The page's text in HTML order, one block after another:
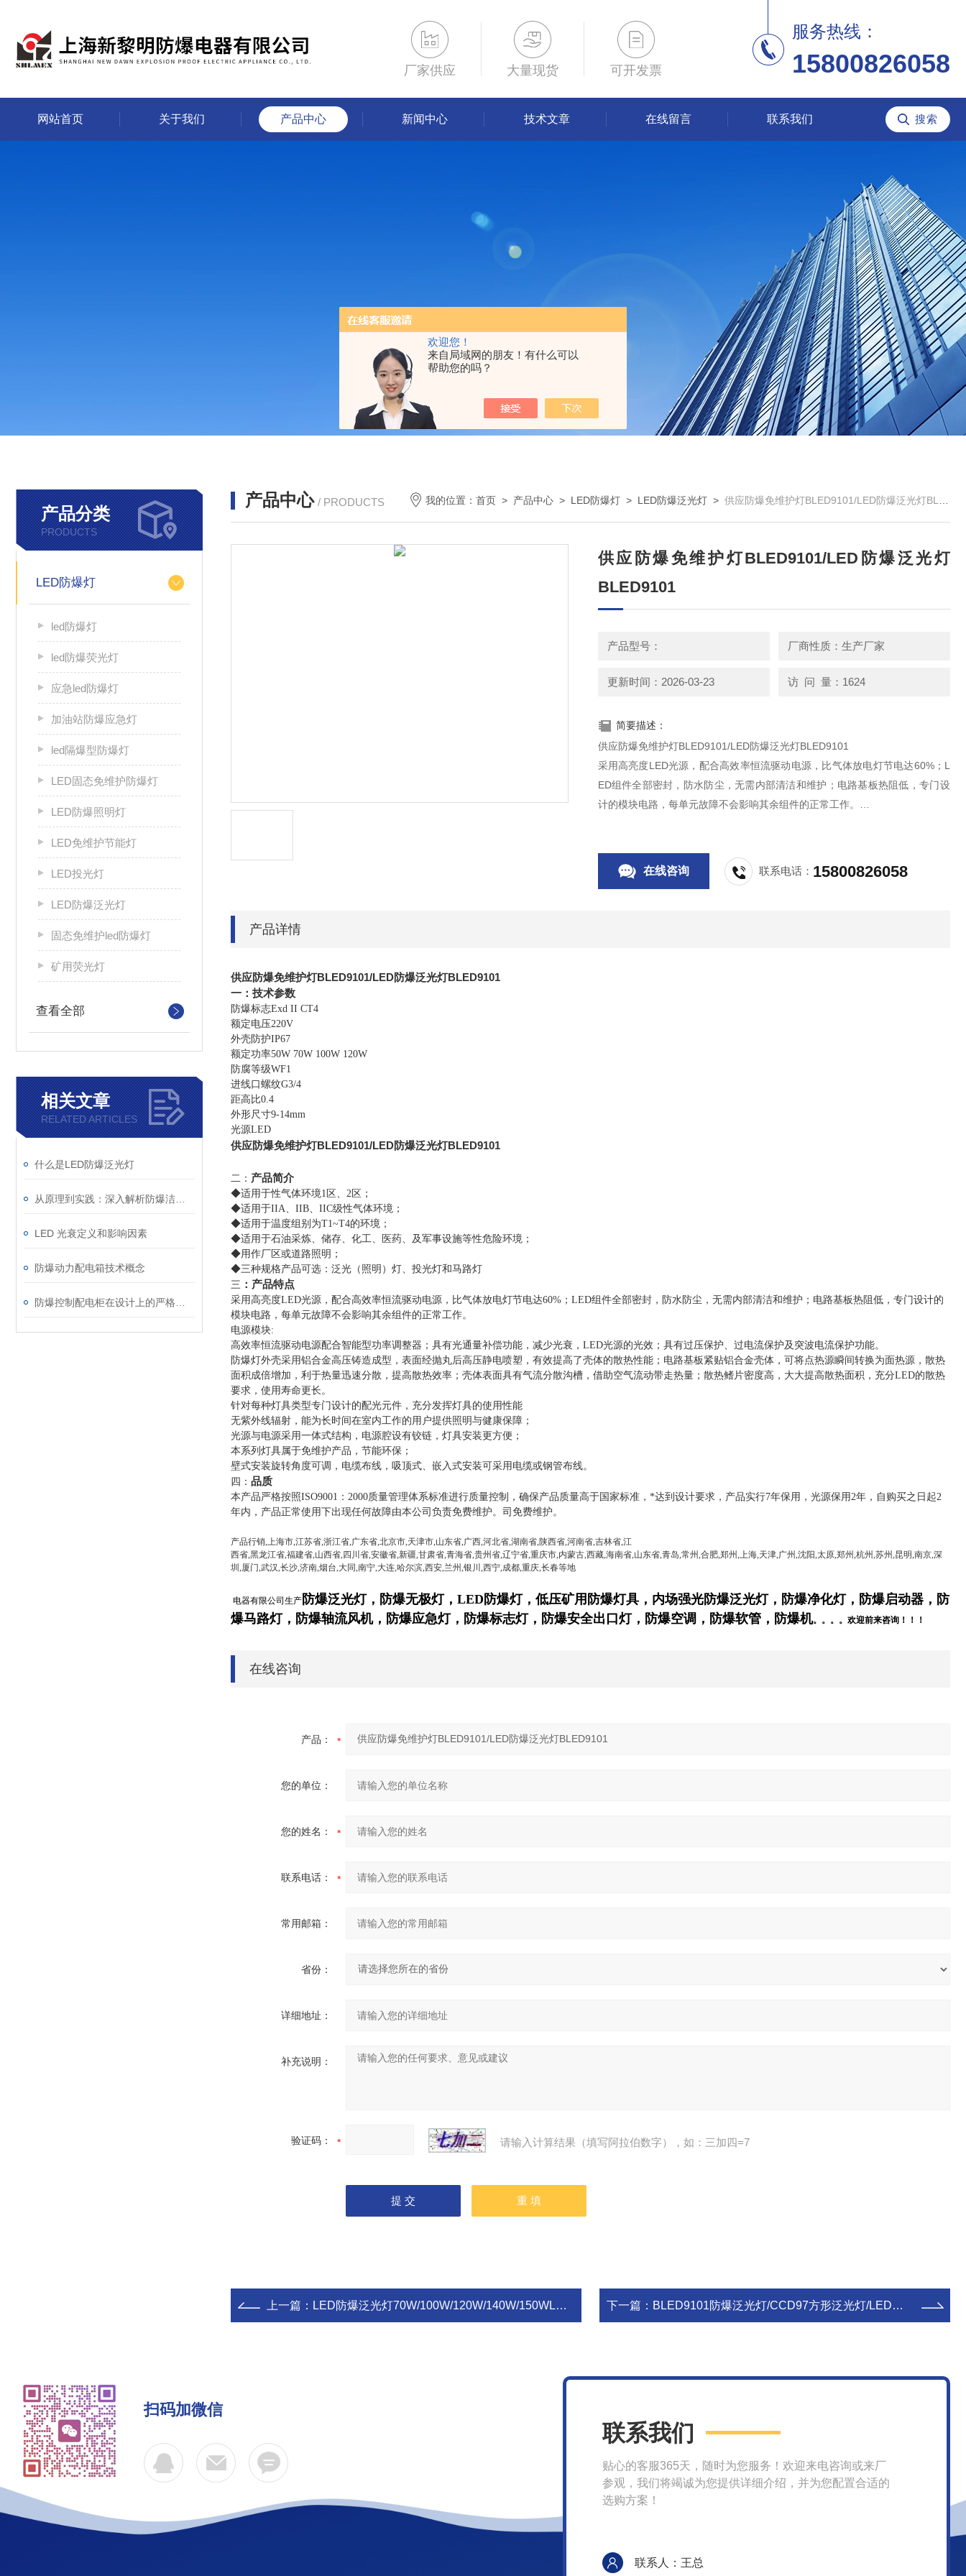
欢迎您！
来自局域网的朋友！有什么可以
帮助您的吗？
厂家供应 大量现货 可开发票
服务热线：
15800826058
网站首页 关于我们 产品中心 新闻中心 技术文章 在线留言 联系我们
产品分类
PRODUCTS
LED防爆灯
led防爆灯
led防爆荧光灯
应急led防爆灯
加油站防爆应急灯
led隔爆型防爆灯
LED固态免维护防爆灯
LED防爆照明灯
LED免维护节能灯
LED投光灯
LED防爆泛光灯
固态免维护led防爆灯
矿用荧光灯
查看全部
相关文章
RELATED ARTICLES
什么是LED防爆泛光灯
LED 光衰定义和影响因素
防爆动力配电箱技术概念
产品中心 / PRODUCTS 我的位置：首页 > 产品中心 > LED防爆灯 > LED防爆泛光灯 >供应防爆免维护灯BLED9101/LED防爆泛光灯BLED9101
供应防爆免维护灯BLED9101/LED防爆泛光灯
BLED9101
产品型号： 厂商性质：生产厂家
更新时间：2026-03-23 访 问 量：1624
简要描述：
供应防爆免维护灯BLED9101/LED防爆泛光灯BLED9101
采用高亮度LED光源，配合高效率恒流驱动电源，比气体放电灯节电达60%；L
ED组件全部密封，防水防尘，无需内部清洁和维护；电路基板热阻低，专门设
计的模块电路，每单元故障不会影响其余组件的正常工作。
在线咨询 联系电话： 15800826058
产品详情
供应防爆免维护灯BLED9101/LED防爆泛光灯BLED9101
一 ： 技术参数
防爆标志Exd II CT4
额定电压220V
外壳防护IP67
额定功率50W 70W 100W 120W
防腐等级WF1
进线口螺纹G3/4
距高比0.4
外形尺寸9-14mm
光源LED
供应防爆免维护灯BLED9101/LED防爆泛光灯BLED9101
二 ： 产品简介
◆适用于性气体环境1 区、 2 区；
◆适用于IIA IIB IIC级性气体环境；
◆适用于温度组别为T1~T4的环境；
◆适用于石油采炼、储存、化工、医药、及军事设施等性危险环境；
◆用作厂区或道路照明；
◆三种规格产品可选：泛光（照明）灯、投光灯和马路灯
三 ： 产品特点
采用高亮度LED光源，配合高效率恒流驱动电源，比气体放电灯节电达60% ； LED组件全部密封，防水防尘，无需内部清洁和维护；电路基板热阻低，专门设计的
模块电路，每单元故障不会影响其余组件的正常工作。
电源模块:
高效率恒流驱动电源配合智能型功率调整器；具有光通量补偿功能，减少光衰， LED光源的光效；具有过压保护、过电流保护及突波电流保护功能。
防爆灯外壳采用铝合金高压铸造成型，表面经抛丸后高压静电喷塑，有效提高了壳体的散热性能；电路基板紧贴铝合金壳体，可将点热源瞬间转换为面热源，散热
面积成倍增加，利于热量迅速分散，提高散热效率；壳体表面具有气流分散沟槽，借助空气流动带走热量；散热鳍片密度高，大大提高散热面积，充分LED的散热
要求，使用寿命更长。
针对每种灯具类型专门设计的配光元件，充分发挥灯具的使用性能
无紫外线辐射，能为长时间在室内工作的用户提供照明与健康保障；
光源与电源采用一体式结构，电源腔设有铰链，灯具安装更方便；
本系列灯具属于免维护产品，节能环保；
壁式安装旋转角度可调，电缆布线，吸顶式、嵌入式安装可采用电缆或钢管布线。
四： 品质
本产品严格按照ISO9001 ： 2000质量管理体系标准进行质量控制，确保产品质量高于国家标准，*达到设计要求，产品实行7年保用，光源保用 2年，自购买之日起2
年内，产品正常使用下出现任何故障由本公司负责免费维护。司免费维护。
产品行销,上海市,江苏省,浙江省,广东省,北京市,天津市,山东省,广西,河北省,湖南省,陕西省,河南省,吉林省,江
西省,黑龙江省,福建省,山西省,四川省,安徽省,新疆,甘肃省,青海省,贵州省,辽宁省,重庆市,内蒙古,西藏,海南省,山东省,青岛,常州,合肥,郑州,上海,天津,广州,沈阳,太原,郑州,杭州,苏州,昆明,南京,深
圳,厦门,武汉,长沙,济南,烟台,大同,南宁,大连,哈尔滨,西安,兰州,银川,西宁,成都,重庆,长春等地
电器有限公司生产 防爆泛光灯，防爆无极灯，LED防爆灯， 低压矿用防爆灯具， 内场强光防爆泛光灯，防爆净化灯，防爆启动器，防
爆马路灯， 防爆轴流风机，防爆应急灯，防爆标志灯，防爆安全出口灯，防爆空调，防爆软管，防爆机。。。。欢迎前来咨询！！！
在线咨询
产品：
您的单位：
您的姓名：
联系电话：
常用邮箱：
省份：
详细地址：
补充说明：
验证码： 请输入计算结果（填写阿拉伯数字），如：三加四=7
上一篇： LED防爆泛光灯70W/100W/120W/140W/150WLED防爆灯厂家 下一篇： BLED9101防爆泛光灯/CCD97方形泛光灯/LED马路灯
扫码加微信
联系我们
贴心的客服365天，随时为您服务！欢迎来电咨询或来厂
参观，我们将竭诚为您提供详细介绍，并为您配置合适的
选购方案！
联系人：王总